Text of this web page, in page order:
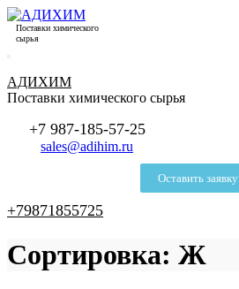
Поставки химического
сырья
АДИХИМ
Поставки химического сырья
+7 987-185-57-25
sales@adihim.ru
Оставить заявку
+79871855725
Сортировка: Ж